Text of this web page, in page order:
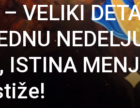
– VELIKI
ISTINA